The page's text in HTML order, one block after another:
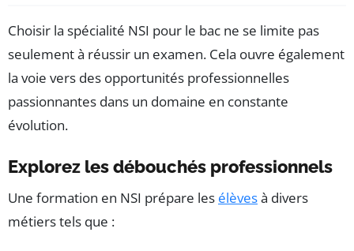
Choisir la spécialité NSI pour le bac ne se limite pas
seulement à réussir un examen. Cela ouvre également
la voie vers des opportunités professionnelles
passionnantes dans un domaine en constante
évolution.
Explorez les débouchés professionnels
Une formation en NSI prépare les élèvesà divers
métiers tels que :